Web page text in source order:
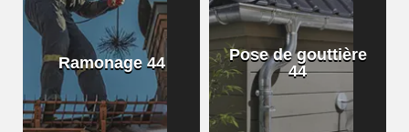
Ramonage 44
Pose de gouttière
44